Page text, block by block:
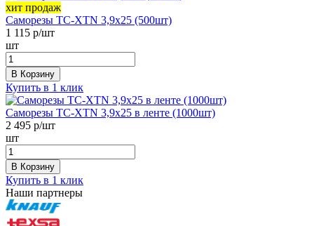
хит продаж
Саморезы ТС-XTN 3,9х25 (500шт)
1 115 р/шт
шт
В Корзину
Купить в 1 клик
Саморезы ТС-XTN 3,9x25 в ленте (1000шт)
2 495 р/шт
шт
В Корзину
Купить в 1 клик
Наши партнеры